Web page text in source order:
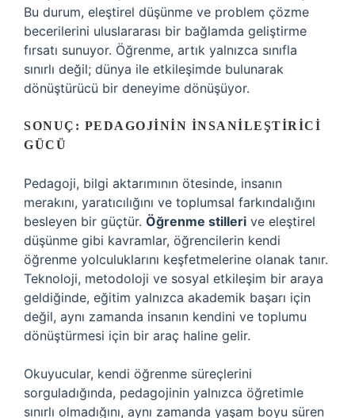
Bu durum, eleştirel düşünme ve problem çözme
becerilerini uluslararası bir bağlamda geliştirme
fırsatı sunuyor. Öğrenme, artık yalnızca sınıfla
sınırlı değil; dünya ile etkileşimde bulunarak
dönüştürücü bir deneyime dönüşüyor.
SONUÇ: PEDAGOJININ İNSANILEŞTIRICI
GÜCÜ
Pedagoji, bilgi aktarımının ötesinde, insanın
merakını, yaratıcılığını ve toplumsal farkındalığını
besleyen bir güçtür. Öğrenme stilleri ve eleştirel
düşünme gibi kavramlar, öğrencilerin kendi
öğrenme yolculuklarını keşfetmelerine olanak tanır.
Teknoloji, metodoloji ve sosyal etkileşim bir araya
geldiğinde, eğitim yalnızca akademik başarı için
değil, aynı zamanda insanın kendini ve toplumu
dönüştürmesi için bir araç haline gelir.
Okuyucular, kendi öğrenme süreçlerini
sorguladığında, pedagojinin yalnızca öğretimle
sınırlı olmadığını, aynı zamanda yaşam boyu süren